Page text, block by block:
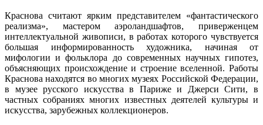
Краснова считают ярким представителем «фантастического
реализма», мастером аэроландшафтов, приверженцем
интеллектуальной живописи, в работах которого чувствуется
большая информированность художника, начиная от
мифологии и фольклора до современных научных гипотез,
объясняющих происхождение и строение вселенной. Работы
Краснова находятся во многих музеях Российской Федерации,
в музее русского искусства в Париже и Джерси Сити, в
частных собраниях многих известных деятелей культуры и
искусства, зарубежных коллекционеров.